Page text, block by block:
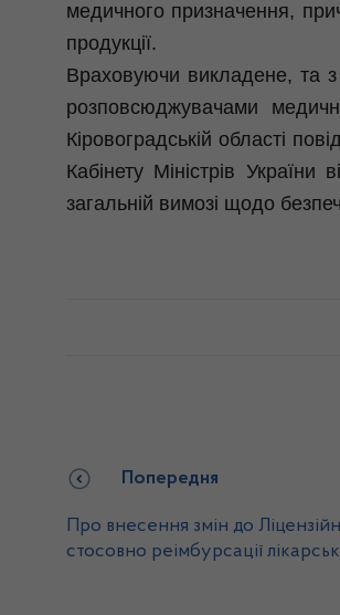
медичного призначення,
продукції.
Враховуючи викладене, та
розповсюджувачами
Кіровоградській області
Кабінету Міністрів
загальній вимозі щодо
Попередня
Про внесення змін до
стосовно реімбурсації